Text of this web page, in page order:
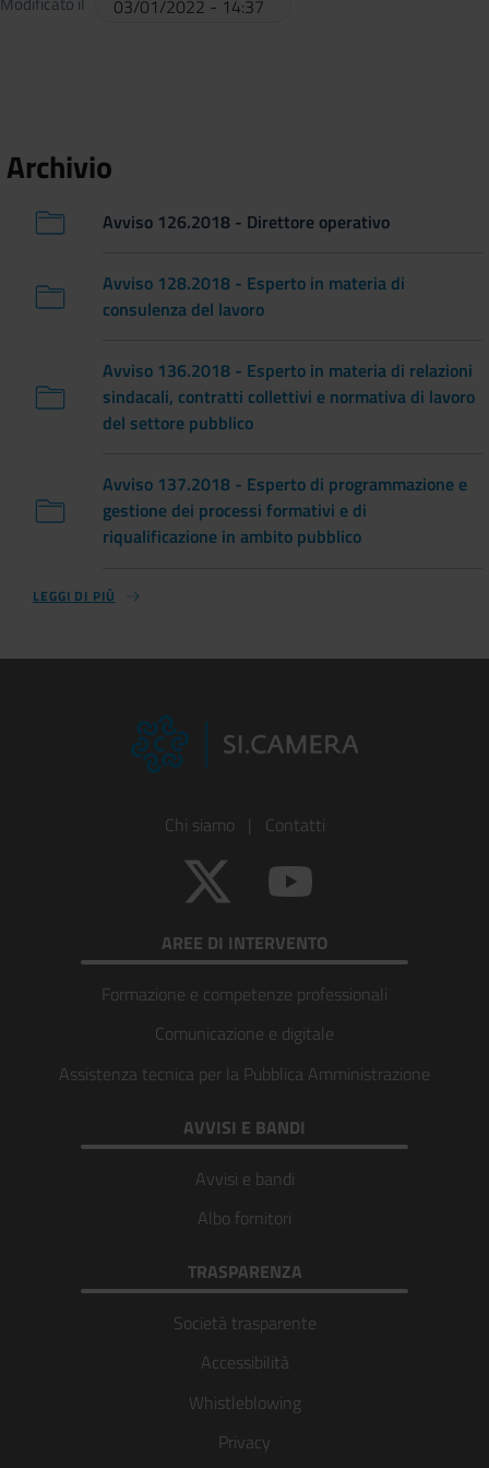
03/01/2022 - 14:37
Archivio
Avviso 126.2018 - Direttore operativo
Avviso 128.2018 - Esperto in materia di
consulenza del lavoro
Avviso 136.2018 - Esperto in materia di relazioni
sindacali, contratti collettivi e normativa di lavoro
del settore pubblico
Avviso 137.2018 - Esperto di programmazione e
gestione dei processi formativi e di
riqualificazione in ambito pubblico
LEGGI DI PIÙ
Chi siamo | Contatti
Twitter
AREE DI INTERVENTO
Formazione e competenze professionali
Comunicazione e digitale
Assistenza tecnica per la Pubblica Amministrazione
AVVISI E BANDI
Avvisi e bandi
Albo fornitori
TRASPARENZA
Società trasparente
Accessibilità
Whistleblowing
Privacy